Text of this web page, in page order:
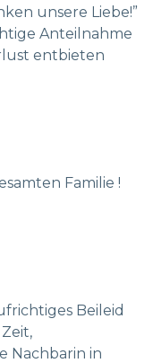
unsere Liebe!”
Anteilnahme
entbieten
Familie !
Beileid
Nachbarin in